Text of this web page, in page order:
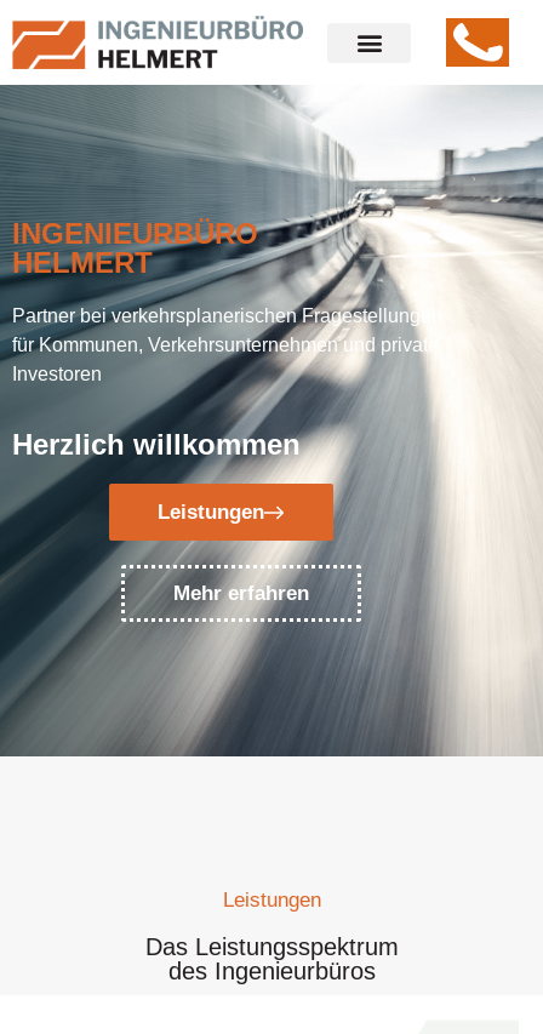
INGENIEURBÜRO
HELMERT
Partner bei verkehrsplanerischen Fragestellungen
für Kommunen, Verkehrsunternehmen und private
Investoren
Herzlich willkommen
Leistungen
Mehr erfahren
Leistungen
Das Leistungsspektrum
des Ingenieurbüros